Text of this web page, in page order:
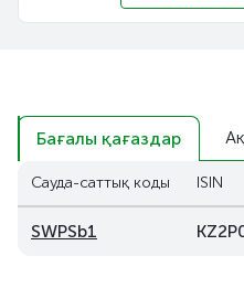
Бағалы қағаздар
Сауда-саттық коды ISIN
SWPSb1